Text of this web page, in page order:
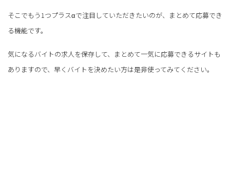
そこでもう1つプラスαで注目していただきたいのが、まとめて応募でき
る機能です。
気になるバイトの求人を保存して、まとめて一気に応募できるサイトも
ありますので、早くバイトを決めたい方は是非使ってみてください。